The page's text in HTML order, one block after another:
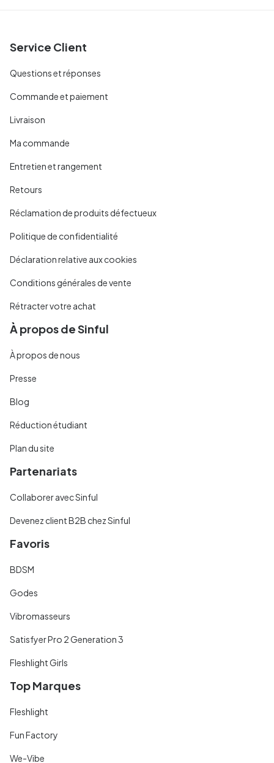
Service Client
Questions et réponses
Commande et paiement
Livraison
Ma commande
Entretien et rangement
Retours
Réclamation de produits défectueux
Politique de confidentialité
Déclaration relative aux cookies
Conditions générales de vente
Rétracter votre achat
À propos de Sinful
À propos de nous
Presse
Blog
Réduction étudiant
Plan du site
Partenariats
Collaborer avec Sinful
Devenez client B2B chez Sinful
Favoris
BDSM
Godes
Vibromasseurs
Satisfyer Pro 2 Generation 3
Fleshlight Girls
Top Marques
Fleshlight
Fun Factory
We-Vibe